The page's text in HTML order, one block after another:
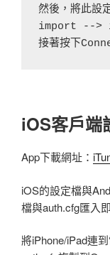
然後，將此
import -->
接著按下
iOS客戶端
App下載網址：
iOS的設定檔與
檔與auth.cfg匯入
將iPhone/iPad連